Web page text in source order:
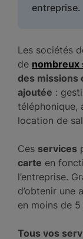
entreprise.
Les sociétés
de nombreux
des missions
ajoutée :
téléphonique,
location de
Ces services
carte en
l’entreprise.
d’obtenir une
en moins de
Tous vos